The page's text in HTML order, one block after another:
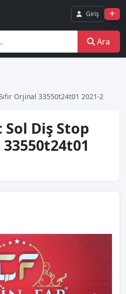
Giriş
Ara
Orji̇nal 33550t24t01 2021-2
Diş Stop